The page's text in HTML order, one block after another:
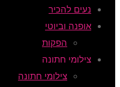
נעים להכיר
אופנה וביוטי
הפקות
צילומי חתונה
צילומי חתונה